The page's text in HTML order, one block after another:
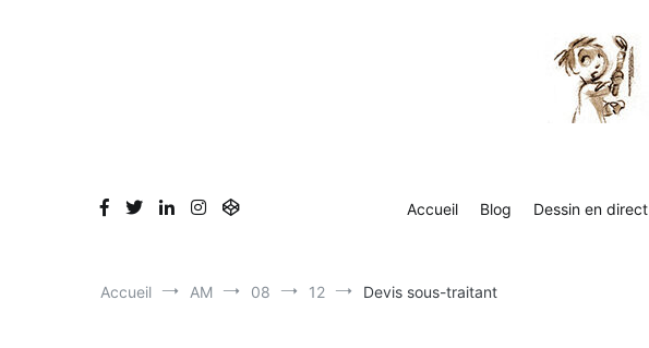
Accueil Blog Dessin en direct
Accueil AM 08 12 Devis sous-traitant